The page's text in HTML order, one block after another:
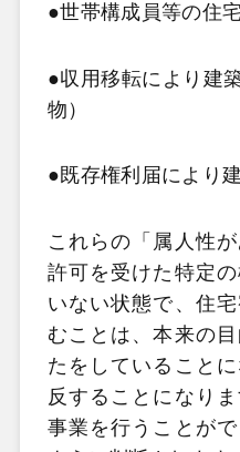
●世帯構成員等の住
●収用移転により建
物）
●既存権利届により
これらの「属人性
許可を受けた特定
いない状態で、住
むことは、本来の
たをしていること
反することになり
事業を行うことが